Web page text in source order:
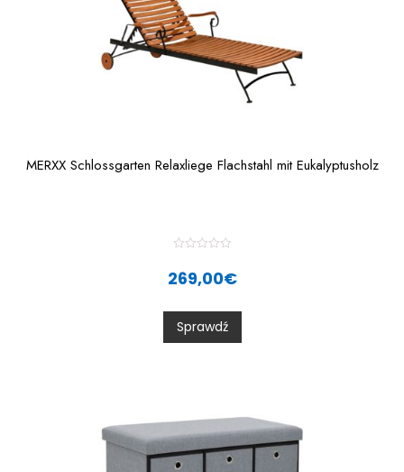
MERXX Schlossgarten Relaxliege Flachstahl mit Eukalyptusholz
t
0
o
u
t
269,00€
Sprawdź